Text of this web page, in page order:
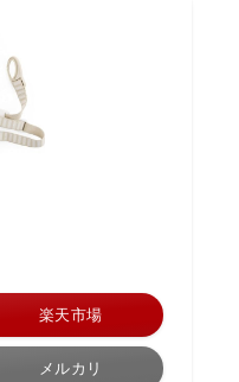
楽天市場
メルカリ